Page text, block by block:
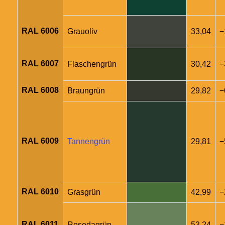
RAL 6006 Grauoliv 33,04
RAL 6007 Flaschengrün 30,42
RAL 6008 Braungrün 29,82
RAL 6009 Tannengrün 29,81
RAL 6010 Grasgrün 42,99